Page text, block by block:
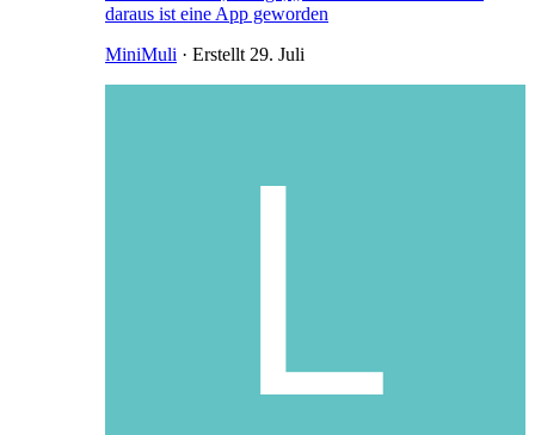
daraus ist eine App geworden
MiniMuli · Erstellt 29. Juli